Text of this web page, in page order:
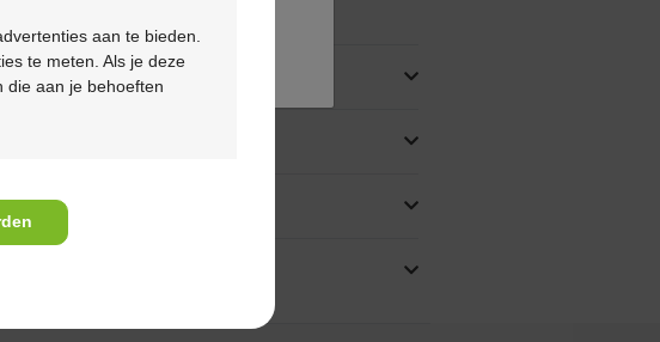
aan te bieden.
te meten. Als je deze
die aan je behoeften